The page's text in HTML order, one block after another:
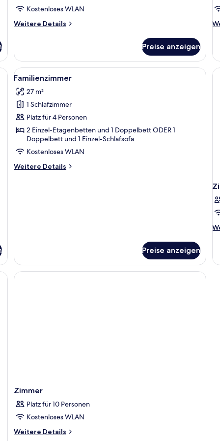
Kostenloses WLAN
Weitere Details
Weitere
Apartment
Preise anzeigen
einem Schreibtisch, einem Sessel, einem Fernseher und einem gerahmten
Alle
Fotos
für
Familienzimmer
anzeigen
Ein Hotelzimmer mit einem großen
13
Familienzimmer
27 m²
1 Schlafzimmer
Platz für 4 Personen
2 Einzel-Etagenbetten und 1 Doppelbett ODER 1
Doppelbett und 1 Einzel-Schlafsofa
Kostenloses WLAN
Weitere Details
Weitere
Preise anzeigen
Zimmer
Platz für 10 Personen
Kostenloses WLAN
Weitere Details
Weitere